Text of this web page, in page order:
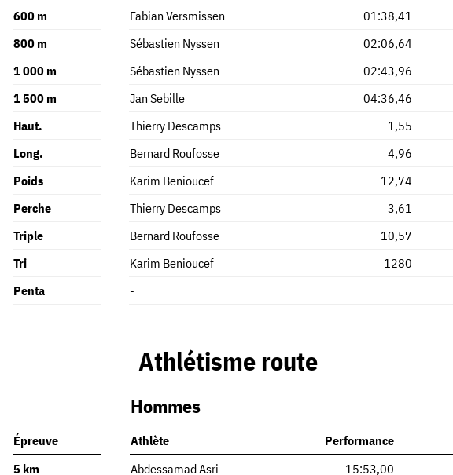
600 m
Fabian Versmissen 01:38,41
800 m
Sébastien Nyssen 02:06,64
1 000 m
Sébastien Nyssen 02:43,96
1 500 m
Jan Sebille 04:36,46
Haut.
Thierry Descamps 1,55
Long.
Bernard Roufosse 4,96
Poids
Karim Benioucef 12,74
Perche
Thierry Descamps 3,61
Triple
Bernard Roufosse 10,57
Tri
Karim Benioucef 1280
Penta
-
Athlétisme route
Hommes
Épreuve Athlète Performance
5 km
Abdessamad Asri 15:53,00